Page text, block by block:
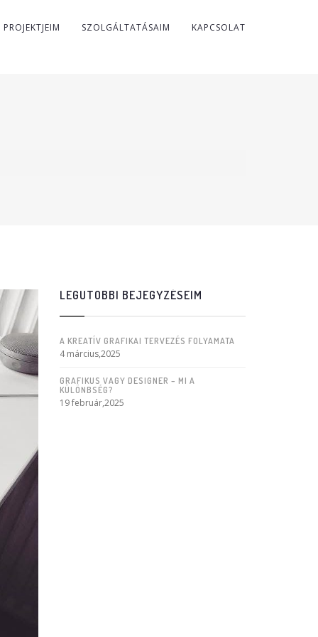
PROJEKTJEIM SZOLGÁLTATÁSAIM KAPCSOLAT
LEGUTÓBBI BEJEGYZÉSEIM
A KREATÍV GRAFIKAI TERVEZÉS FOLYAMATA
4 március,2025
GRAFIKUS VAGY DESIGNER – MI A
KÜLÖNBSÉG?
19 február,2025